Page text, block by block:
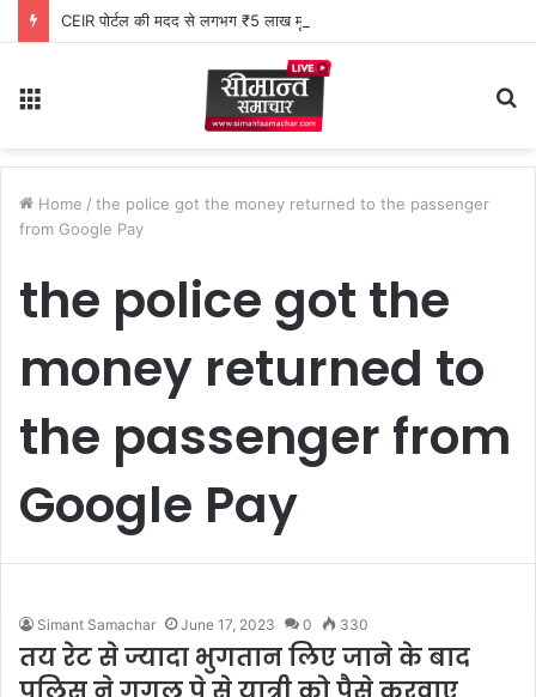
CEIR पोर्टल की मदद से लगभग ₹5 लाख मूल्य के 20 मोबाइल फोन बरामद
Home / the police got the money returned to the passenger
from Google Pay
the police got the
money returned to
the passenger from
Google Pay
Simant Samachar June 17, 2023 0 330
तय रेट से ज्यादा भुगतान लिए जाने के बाद